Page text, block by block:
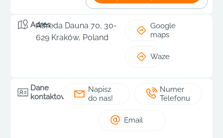
Adres
Alfreda Dauna 70, 30-
629 Kraków, Poland
Google
maps
Waze
Dane
kontaktowe
Napisz
do nas!
Numer
Telefonu
Email